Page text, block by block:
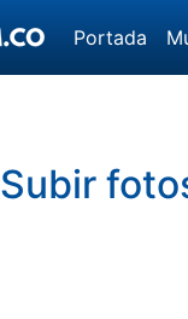
Portada
Subir